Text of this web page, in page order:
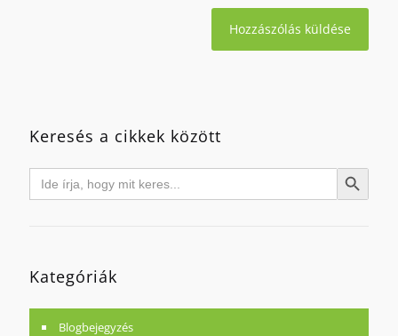
Keresés a cikkek között
Search
for: Search Button
Kategóriák
Blogbejegyzés